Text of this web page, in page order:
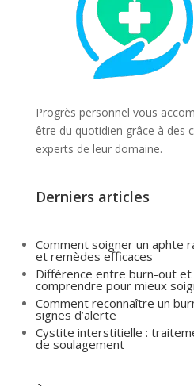
Progrès personnel vous
être du quotidien grâce à des
experts de leur domaine.
Derniers articles
Comment soigner un aphte
et remèdes efficaces
Différence entre burn-out et
comprendre pour mieux
Comment reconnaître un
signes d’alerte
Cystite interstitielle :
de soulagement